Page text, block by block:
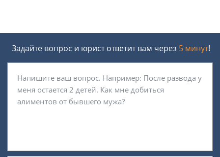
Задайте вопрос и юрист ответит вам через 5 минут!